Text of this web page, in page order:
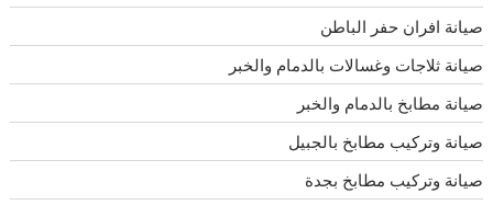
صيانة افران حفر الباطن
صيانة ثلاجات وغسالات بالدمام والخبر
صيانة مطابخ بالدمام والخبر
صيانة وتركيب مطابخ بالجبيل
صيانة وتركيب مطابخ بجدة